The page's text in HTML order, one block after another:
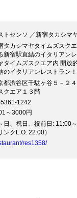
トセンソ ／新宿タカシマ
タカシマヤタイムズスク
新宿駅直結のイタリアン
タイムズスクエア内 開放
のイタリアンレストラン
のドリンク＆デザート付
ページをご覧ください。
ーデンテラス席あり！ 緑
がございます。 屋根付き
ママ会、同窓会など、
着きのある店内でゆっく
す 誕生日、記念日等様々
都渋谷区千駄ヶ谷５－２
クエア１３階
1242
～3000円
日、祝日、祝前日: 11:00
ンクL.O. 22:00）
res1358/